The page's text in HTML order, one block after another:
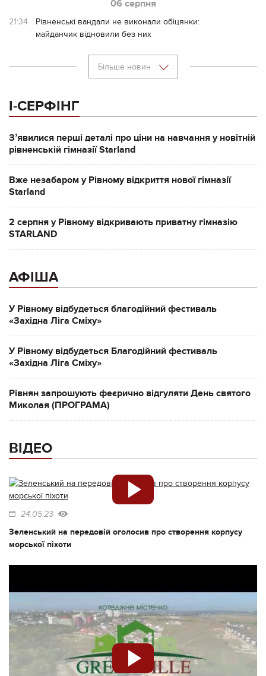
06 серпня
21:34
Рівненські вандали не виконали обіцянки:
майданчик відновили без них
Більше новин
І-СЕРФІНГ
Зʼявилися перші деталі про ціни на навчання у новітній
рівненській гімназії Starland
Вже незабаром у Рівному відкриття нової гімназії
Starland
2 серпня у Рівному відкривають приватну гімназію
STARLAND
АФІША
У Рівному відбудеться благодійний фестиваль
«Західна Ліга Сміху»
У Рівному відбудеться Благодійний фестиваль
«Західна Ліга Сміху»
Рівнян запрошують феєрично відгуляти День святого
Миколая (ПРОГРАМА)
ВІДЕО
24.05.23
Зеленський на передовій оголосив про створення корпусу
морської піхоти